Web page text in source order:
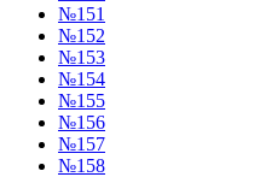
№151
№152
№153
№154
№155
№156
№157
№158